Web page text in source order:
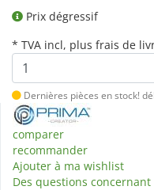
Prix dégressif
* TVA incl, plus frais de
Dernières pièces en stock!
comparer
recommander
Ajouter à ma wishlist
Des questions